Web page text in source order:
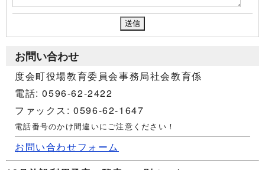
お問い合わせ
度会町役場教育委員会事務局社会教育係
電話: 0596-62-2422
ファックス: 0596-62-1647
電話番号のかけ間違いにご注意ください！
お問い合わせフォーム